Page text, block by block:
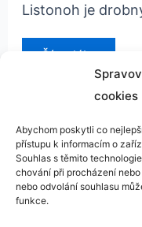
cookies
Abychom poskytli co
přístupu k informacím o
Souhlas s těmito
chování při procházení
nebo odvolání souhlasu
funkce.
Listonoh je
recenze:
akvárium
Číst dál »